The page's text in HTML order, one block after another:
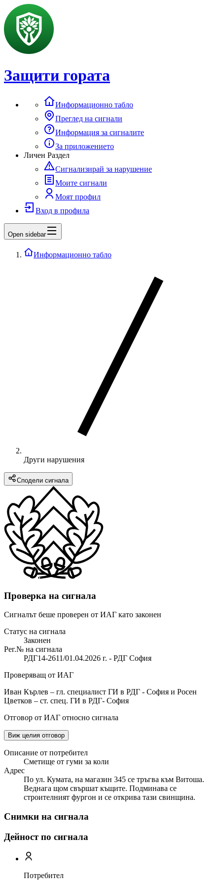
Защити гората
Информационно табло
Преглед на сигнали
Информация за сигналите
За приложението
Личен Раздел
Сигнализирай за нарушение
Моите сигнали
Моят профил
Вход в профила
Open sidebar
Информационно табло
Други нарушения
Сподели сигнала
Проверка на сигнала
Сигналът беше проверен от ИАГ като законен
Статус на сигнала
Законен
Рег.№ на сигнала
РДГ14-2611/01.04.2026 г. - РДГ София
Проверяващ от ИАГ
Иван Кърлев – гл. специалист ГИ в РДГ - София и Росен
Цветков – ст. спец. ГИ в РДГ- София
Отговор от ИАГ относно сигнала
Виж целия отговор
Описание от потребител
Сметище от гуми за коли
Адрес
По ул. Кумата, на магазин 345 се тръгва към Витоша.
Веднага щом свършат къщите. Подминава се
строителният фургон и се открива тази свинщина.
Снимки на сигнала
Дейност по сигнала
Потребител